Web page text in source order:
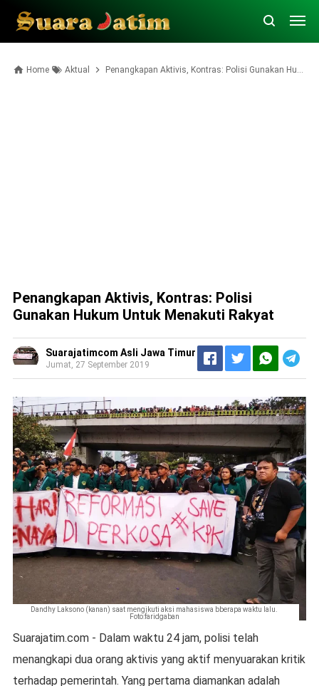
Home Aktual Penangkapan Aktivis, Kontras: Polisi Gunakan Hukum untuk Menakuti Rakyat
Penangkapan Aktivis, Kontras: Polisi
Gunakan Hukum Untuk Menakuti Rakyat
Suarajatimcom Asli Jawa Timur
Jumat, 27 September 2019
Dandhy Laksono (kanan) saat mengikuti aksi mahasiswa bberapa waktu lalu.
Foto:faridgaban
Suarajatim.com - Dalam waktu 24 jam, polisi telah
menangkapi dua orang aktivis yang aktif menyuarakan kritik
terhadap pemerintah. Yang pertama diamankan adalah